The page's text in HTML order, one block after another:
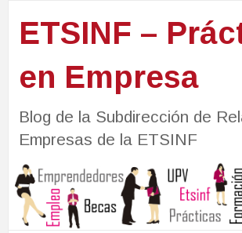
ETSINF –
en Empresa
Blog de la Subdirección de
Empresas de la ETSINF